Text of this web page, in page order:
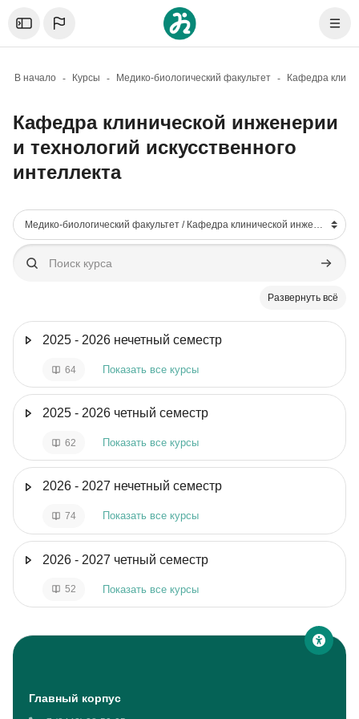
Перейти к основному содержанию
Откройте боковую панель
В начало Курсы Медико-биологический факультет
Кафедра клинической инженерии
и технологий искусственного
интеллекта
Блоки
Категории курсов
Поиск курса Поиск
Развернуть всё
2025 - 2026 нечетный семестр
64 Показать все курсы
2025 - 2026 четный семестр
62 Показать все курсы
2026 - 2027 нечетный семестр
74 Показать все курсы
2026 - 2027 четный семестр
52 Показать все курсы
Блоки
Главный корпус